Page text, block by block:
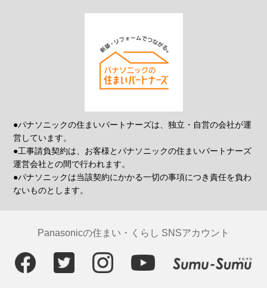
●パナソニックの住まいパートナーズは、独立・自営の会社が運
営しています。
●工事請負契約は、お客様とパナソニックの住まいパートナーズ
運営会社との間で行われます。
●パナソニックは当該契約にかかる一切の事項につき責任を負わ
ないものとします。
Panasonicの住まい・くらし SNSアカウント